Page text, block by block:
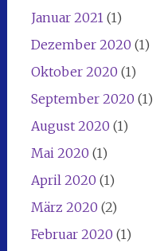
Januar 2021(1)
Dezember 2020 (1)
Oktober 2020 (1)
September 2020 (1)
August 2020 (1)
Mai 2020 (1)
April 2020 (1)
März 2020 (2)
Februar 2020 (1)